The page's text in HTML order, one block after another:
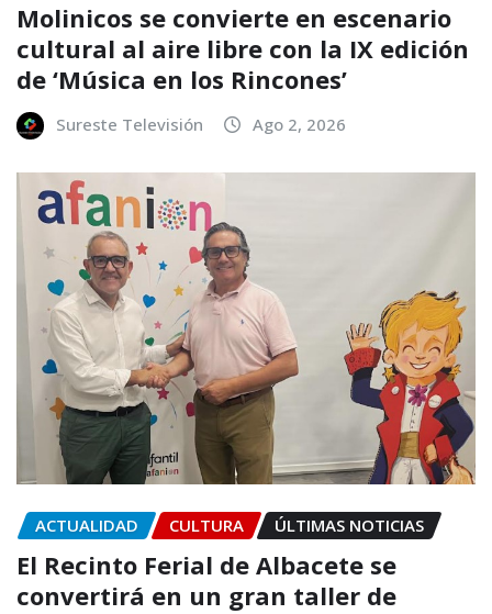
Molinicos se convierte en escenario
cultural al aire libre con la IX edición
de ‘Música en los Rincones’
Sureste Televisión Ago 2, 2026
ACTUALIDAD CULTURA ÚLTIMAS NOTICIAS
El Recinto Ferial de Albacete se
convertirá en un gran taller de